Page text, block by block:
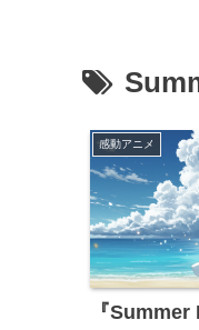
感動アニメ
『